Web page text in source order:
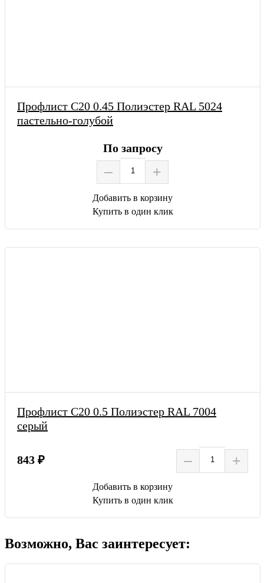
Профлист С20 0.45 Полиэстер RAL 5024
пастельно-голубой
По запросу
– +
Добавить в корзину
Купить в один клик
Профлист С20 0.5 Полиэстер RAL 7004
серый
843 ₽ – +
Добавить в корзину
Купить в один клик
Возможно, Вас заинтересует: